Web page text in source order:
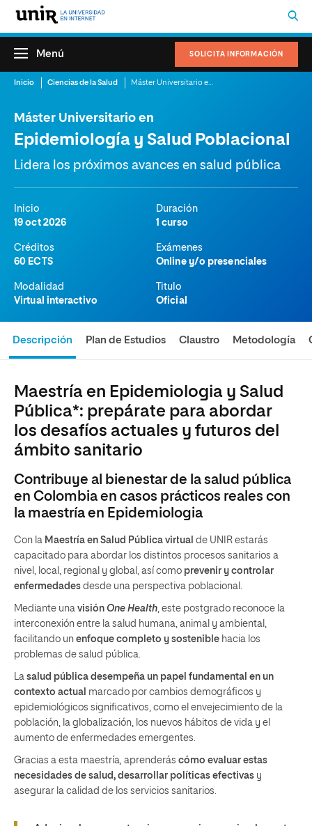
SOLICITA INFORMACIÓN
Menú
Inicio Ciencias de la Salud
Máster Universitario en
Epidemiología y Salud Poblacional
Lidera los próximos avances en salud pública
Inicio
19 oct 2026
Duración
1 curso
Créditos
60 ECTS
Exámenes
Online y/o presenciales
Modalidad
Virtual interactivo
Titulo
Oficial
Descripción Plan de Estudios Claustro Metodología
Maestría en Epidemiologia y Salud
Pública*: prepárate para abordar
los desafíos actuales y futuros del
ámbito sanitario
Contribuye al bienestar de la salud pública
en Colombia en casos prácticos reales con
la maestría en Epidemiologia
Con la Maestría en Salud Pública virtual de UNIR estarás
capacitado para abordar los distintos procesos sanitarios a
nivel, local, regional y global, así como prevenir y controlar
enfermedades desde una perspectiva poblacional.
Mediante una visión One Health, este postgrado reconoce la
interconexión entre la salud humana, animal y ambiental,
facilitando un enfoque completo y sostenible hacia los
problemas de salud pública.
La salud pública desempeña un papel fundamental en un
contexto actual marcado por cambios demográficos y
epidemiológicos significativos, como el envejecimiento de la
población, la globalización, los nuevos hábitos de vida y el
aumento de enfermedades emergentes.
Gracias a esta maestría, aprenderás cómo evaluar estas
necesidades de salud, desarrollar políticas efectivas y
asegurar la calidad de los servicios sanitarios.